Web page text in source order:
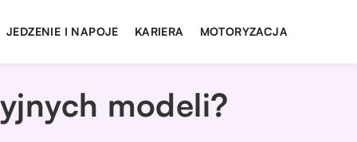
JEDZENIE I NAPOJE KARIERA MOTORYZACJA
modeli?